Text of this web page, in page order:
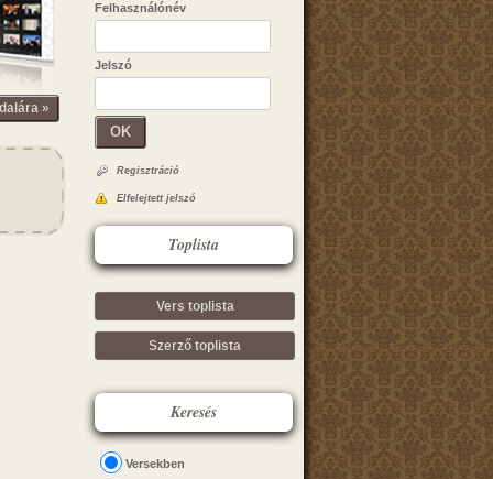
»
Felhasználónév
Jelszó
OK
Regisztráció
Elfelejtett jelszó
Toplista
Vers toplista
Szerző toplista
Keresés
Versekben